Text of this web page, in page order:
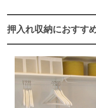
押入れ収納におすす